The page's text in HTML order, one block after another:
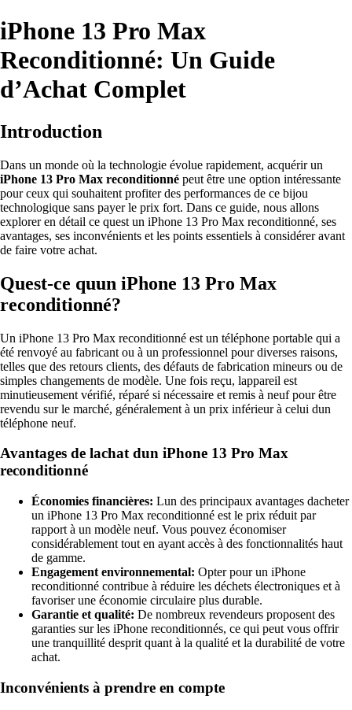
iPhone 13 Pro Max
Reconditionné: Un Guide
d’Achat Complet
Introduction
Dans un monde où la technologie évolue rapidement, acquérir un
iPhone 13 Pro Max reconditionné peut être une option intéressante
pour ceux qui souhaitent profiter des performances de ce bijou
technologique sans payer le prix fort. Dans ce guide, nous allons
explorer en détail ce quest un iPhone 13 Pro Max reconditionné, ses
avantages, ses inconvénients et les points essentiels à considérer avant
de faire votre achat.
Quest-ce quun iPhone 13 Pro Max
reconditionné?
Un iPhone 13 Pro Max reconditionné est un téléphone portable qui a
été renvoyé au fabricant ou à un professionnel pour diverses raisons,
telles que des retours clients, des défauts de fabrication mineurs ou de
simples changements de modèle. Une fois reçu, lappareil est
minutieusement vérifié, réparé si nécessaire et remis à neuf pour être
revendu sur le marché, généralement à un prix inférieur à celui dun
téléphone neuf.
Avantages de lachat dun iPhone 13 Pro Max
reconditionné
Économies financières: Lun des principaux avantages dacheter
un iPhone 13 Pro Max reconditionné est le prix réduit par
rapport à un modèle neuf. Vous pouvez économiser
considérablement tout en ayant accès à des fonctionnalités haut
de gamme.
Engagement environnemental: Opter pour un iPhone
reconditionné contribue à réduire les déchets électroniques et à
favoriser une économie circulaire plus durable.
Garantie et qualité: De nombreux revendeurs proposent des
garanties sur les iPhone reconditionnés, ce qui peut vous offrir
une tranquillité desprit quant à la qualité et la durabilité de votre
achat.
Inconvénients à prendre en compte